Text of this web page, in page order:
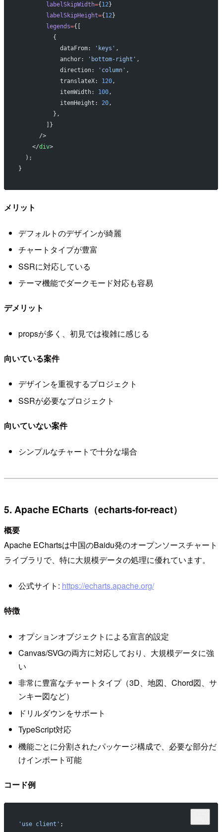
        labelSkipWidth
={12}
        labelSkipHeight
={12}
        legends
={[
          {
            dataFrom:
'keys' ,
            anchor:
'bottom-right' ,
            direction:
'column' ,
            translateX:
120,
            itemWidth:
100,
            itemHeight:
20,
          },
        ]}
      />
    </
div>
  );
}
メリット
デフォルトのデザインが綺麗
チャートタイプが豊富
SSRに対応している
テーマ機能でダークモード対応も容易
デメリット
propsが多く、初見では複雑に感じる
向いている案件
デザインを重視するプロジェクト
SSRが必要なプロジェクト
向いていない案件
シンプルなチャートで十分な場合
5. Apache ECharts（echarts-for-react）
概要
Apache EChartsは中国のBaidu発のオープンソースチャート
ライブラリで、特に大規模データの処理に優れています。
公式サイト: https://echarts.apache.org/
特徴
オプションオブジェクトによる宣言的設定
Canvas/SVGの両方に対応しており、大規模データに強
い
非常に豊富なチャートタイプ（3D、地図、Chord図、サ
ンキー図など）
ドリルダウンをサポート
TypeScript対応
機能ごとに分割されたパッケージ構成で、必要な部分だ
けインポート可能
コード例
'use client' ;